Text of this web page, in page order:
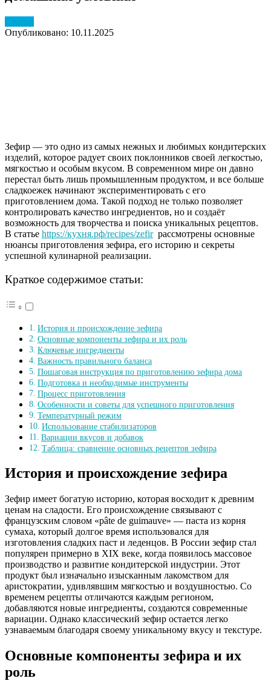
Статьи
Опубликовано: 10.11.2025
Зефир — это одно из самых нежных и любимых кондитерских
изделий, которое радует своих поклонников своей легкостью,
мягкостью и особым вкусом. В современном мире он давно
перестал быть лишь промышленным продуктом, и все больше
сладкоежек начинают экспериментировать с его
приготовлением дома. Такой подход не только позволяет
контролировать качество ингредиентов, но и создаёт
возможность для творчества и поиска уникальных рецептов.
В статье https://кухня.рф/recipes/zefirрассмотрены основные
нюансы приготовления зефира, его историю и секреты
успешной кулинарной реализации.
Краткое содержимое статьи:
История и происхождение зефира
Основные компоненты зефира и их роль
Ключевые ингредиенты
Важность правильного баланса
Пошаговая инструкция по приготовлению зефира дома
Подготовка и необходимые инструменты
Процесс приготовления
Особенности и советы для успешного приготовления
Температурный режим
Использование стабилизаторов
Вариации вкусов и добавок
Таблица: сравнение основных рецептов зефира
История и происхождение зефира
Зефир имеет богатую историю, которая восходит к древним
ценам на сладости. Его происхождение связывают с
французским словом «pâte de guimauve» — паста из корня
сумаха, который долгое время использовался для
изготовления сладких паст и леденцов. В России зефир стал
популярен примерно в XIX веке, когда появилось массовое
производство и развитие кондитерской индустрии. Этот
продукт был изначально изысканным лакомством для
аристократии, удивлявшим мягкостью и воздушностью. Со
временем рецепты отличаются каждым регионом,
добавляются новые ингредиенты, создаются современные
вариации. Однако классический зефир остается легко
узнаваемым благодаря своему уникальному вкусу и текстуре.
Основные компоненты зефира и их
роль